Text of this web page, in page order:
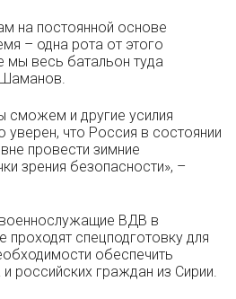
на постоянной основе
– одна рота от этого
мы весь батальон туда
Шаманов.
сможем и другие усилия
уверен, что Россия в состоянии
провести зимние
зрения безопасности», –
ВДВ в
спецподготовку для
обеспечить
российских граждан из Сирии.